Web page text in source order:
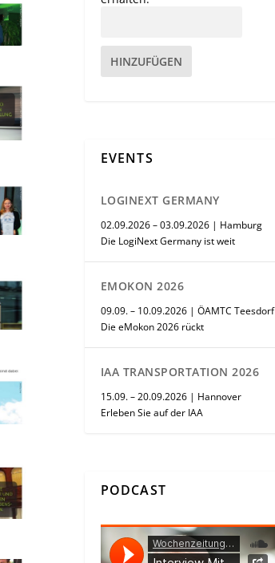
HINZUFÜGEN
EVENTS
LOGINEXT GERMANY
02.09.2026 – 03.09.2026 | Hamburg
Die LogiNext Germany ist weit
EMOKON 2026
09.09. – 10.09.2026 | ÖAMTC Teesdorf
Die eMokon 2026 rückt
IAA TRANSPORTATION 2026
15.09. – 20.09.2026 | Hannover
Erleben Sie auf der IAA
PODCAST